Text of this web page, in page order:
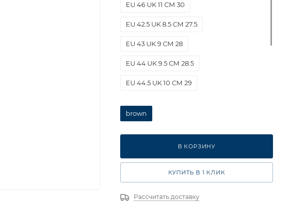
EU 46 UK 11 СМ 30
EU 42.5 UK 8.5 СМ 27.5
EU 43 UK 9 СМ 28
EU 44 UK 9.5 СМ 28.5
EU 44.5 UK 10 СМ 29
EU 46.5 UK 11.5 СМ 30.5
EU 41.5 UK 7.5 СМ 26.5
brown
В КОРЗИНУ
КУПИТЬ В 1 КЛИК
Рассчитать доставку